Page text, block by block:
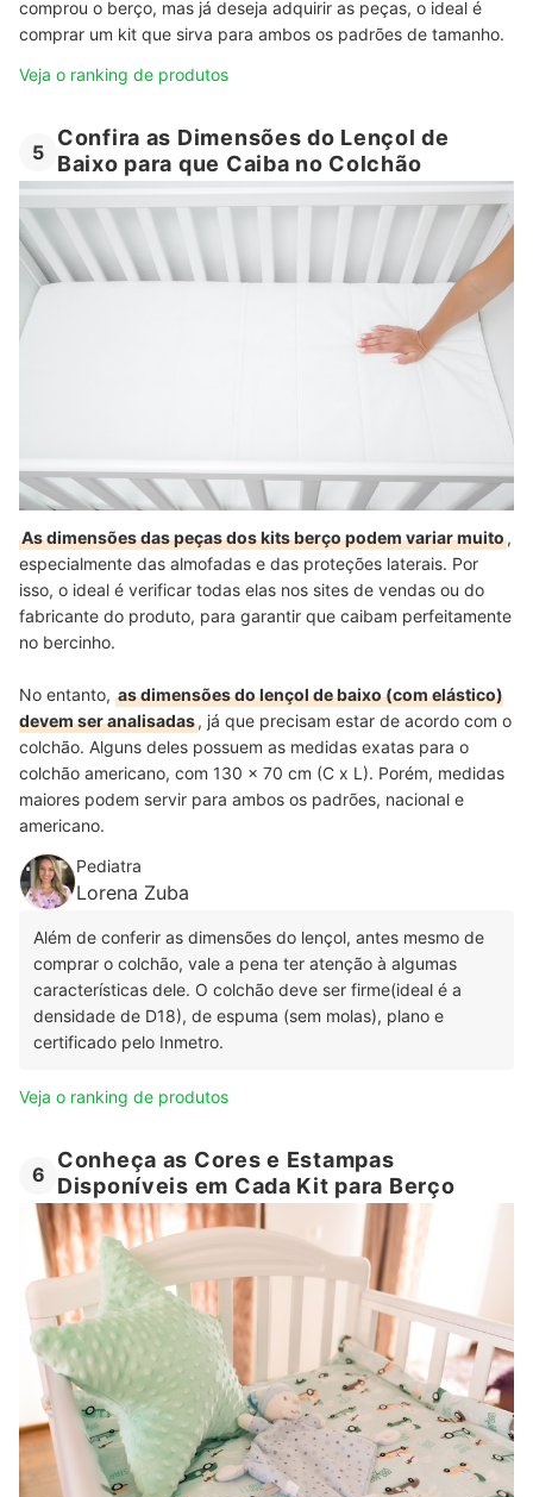
comprou o berço, mas já deseja adquirir as peças, o ideal é
comprar um kit que sirva para ambos os padrões de tamanho.
Veja o ranking de produtos
5
Confira as Dimensões do Lençol de
Baixo para que Caiba no Colchão
As dimensões das peças dos kits berço podem variar muito,
especialmente das almofadas e das proteções laterais. Por
isso, o ideal é verificar todas elas nos sites de vendas ou do
fabricante do produto, para garantir que caibam perfeitamente
no bercinho.
No entanto, as dimensões do lençol de baixo (com elástico)
devem ser analisadas, já que precisam estar de acordo com o
colchão. Alguns deles possuem as medidas exatas para o
colchão americano, com 130 x 70 cm (C x L). Porém, medidas
maiores podem servir para ambos os padrões, nacional e
americano.
Pediatra
Lorena Zuba
Além de conferir as dimensões do lençol, antes mesmo de
comprar o colchão, vale a pena ter atenção à algumas
características dele. O colchão deve ser firme(ideal é a
densidade de D18), de espuma (sem molas), plano e
certificado pelo Inmetro.
Veja o ranking de produtos
6
Conheça as Cores e Estampas
Disponíveis em Cada Kit para Berço